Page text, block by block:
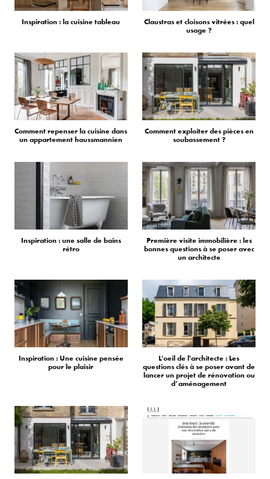
Inspiration : la cuisine tableau
Claustras et cloisons vitrées : quel
usage ?
Comment repenser la cuisine dans
un appartement haussmannien
Comment exploiter des pièces en
soubassement ?
Inspiration : une salle de bains
rétro
Première visite immobilière : les
bonnes questions à se poser avec
un architecte
Inspiration : Une cuisine pensée
pour le plaisir
L'oeil de l'architecte : Les
questions clés à se poser avant de
lancer un projet de rénovation ou
d’aménagement